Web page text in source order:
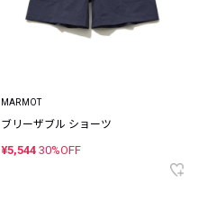
MARMOT
ブリーザブル ショーツ
¥5,544 30%OFF